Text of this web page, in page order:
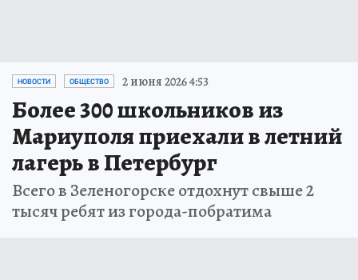
НОВОСТИ ОБЩЕСТВО 2 июня 2026 4:53
Более 300 школьников из
Мариуполя приехали в летний
лагерь в Петербург
Всего в Зеленогорске отдохнут свыше 2
тысяч ребят из города-побратима